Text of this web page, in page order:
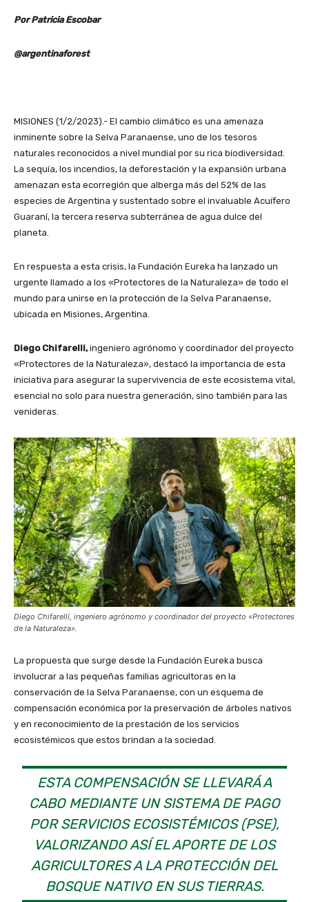
Por Patricia Escobar
@argentinaforest
MISIONES (1/2/2023).- El cambio climático es una amenaza
inminente sobre la Selva Paranaense, uno de los tesoros
naturales reconocidos a nivel mundial por su rica biodiversidad.
La sequía, los incendios, la deforestación y la expansión urbana
amenazan esta ecorregión que alberga más del 52% de las
especies de Argentina y sustentado sobre el invaluable Acuífero
Guaraní, la tercera reserva subterránea de agua dulce del
planeta.
En respuesta a esta crisis, la Fundación Eureka ha lanzado un
urgente llamado a los «Protectores de la Naturaleza» de todo el
mundo para unirse en la protección de la Selva Paranaense,
ubicada en Misiones, Argentina.
Diego Chifarelli,ingeniero agrónomo y coordinador del proyecto
«Protectores de la Naturaleza», destacó la importancia de esta
iniciativa para asegurar la supervivencia de este ecosistema vital,
esencial no solo para nuestra generación, sino también para las
venideras.
Diego Chifarelli, ingeniero agrónomo y coordinador del proyecto «Protectores
de la Naturaleza».
La propuesta que surge desde la Fundación Eureka busca
involucrar a las pequeñas familias agricultoras en la
conservación de la Selva Paranaense, con un esquema de
compensación económica por la preservación de árboles nativos
y en reconocimiento de la prestación de los servicios
ecosistémicos que estos brindan a la sociedad.
ESTA COMPENSACIÓN SE LLEVARÁ A
CABO MEDIANTE UN SISTEMA DE PAGO
POR SERVICIOS ECOSISTÉMICOS (PSE),
VALORIZANDO ASÍ EL APORTE DE LOS
AGRICULTORES A LA PROTECCIÓN DEL
BOSQUE NATIVO EN SUS TIERRAS.